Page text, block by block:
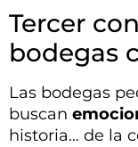
Tercer
bodegas
Las bodegas
buscan
historia… de la